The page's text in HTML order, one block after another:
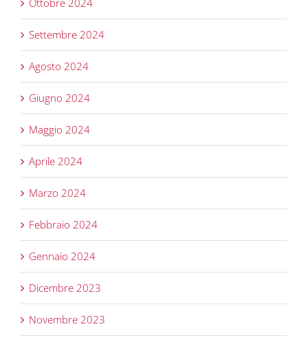
Ottobre 2024
Settembre 2024
Agosto 2024
Giugno 2024
Maggio 2024
Aprile 2024
Marzo 2024
Febbraio 2024
Gennaio 2024
Dicembre 2023
Novembre 2023